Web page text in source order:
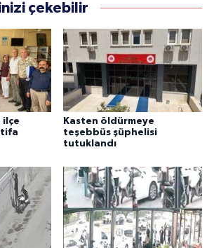
çekebilir
ilçe
Kasten öldürmeye
teşebbüs şüphelisi
tutuklandı